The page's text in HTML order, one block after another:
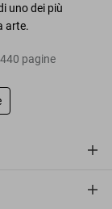
uno dei più
arte.
440 pagine